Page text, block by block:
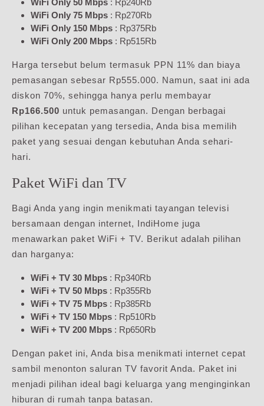
WiFi Only 50 Mbps : Rp240Rb
WiFi Only 75 Mbps : Rp270Rb
WiFi Only 150 Mbps : Rp375Rb
WiFi Only 200 Mbps : Rp515Rb
Harga tersebut belum termasuk PPN 11% dan biaya
pemasangan sebesar Rp555.000. Namun, saat ini ada
diskon 70%, sehingga hanya perlu membayar
Rp166.500 untuk pemasangan. Dengan berbagai
pilihan kecepatan yang tersedia, Anda bisa memilih
paket yang sesuai dengan kebutuhan Anda sehari-
hari.
Paket WiFi dan TV
Bagi Anda yang ingin menikmati tayangan televisi
bersamaan dengan internet, IndiHome juga
menawarkan paket WiFi + TV. Berikut adalah pilihan
dan harganya:
WiFi + TV 30 Mbps : Rp340Rb
WiFi + TV 50 Mbps : Rp355Rb
WiFi + TV 75 Mbps : Rp385Rb
WiFi + TV 150 Mbps : Rp510Rb
WiFi + TV 200 Mbps : Rp650Rb
Dengan paket ini, Anda bisa menikmati internet cepat
sambil menonton saluran TV favorit Anda. Paket ini
menjadi pilihan ideal bagi keluarga yang menginginkan
hiburan di rumah tanpa batasan.